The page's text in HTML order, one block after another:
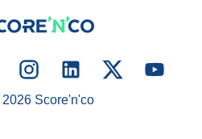
2026Score'n'co